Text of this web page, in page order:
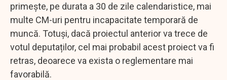
primește, pe durata a 30 de zile calendaristice, mai
multe CM-uri pentru incapacitate temporară de
muncă. Totuși, dacă proiectul anterior va trece de
votul deputaților, cel mai probabil acest proiect va fi
retras, deoarece va exista o reglementare mai
favorabilă.